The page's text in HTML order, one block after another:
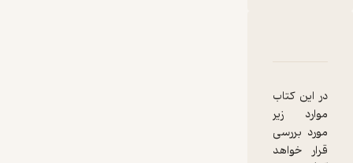
در این کتاب
موارد زیر
مورد بررسی
قرار خواهد